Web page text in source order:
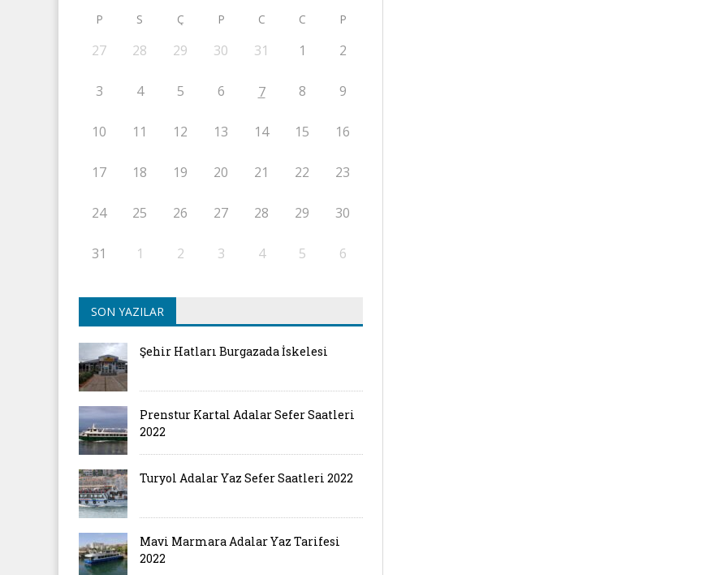
P S Ç P C C P
27 28 29 30 31 1 2
3 4 5 6 7 8 9
10 11 12 13 14 15 16
17 18 19 20 21 22 23
24 25 26 27 28 29 30
31 1 2 3 4 5 6
SON YAZILAR
Şehir Hatları Burgazada İskelesi
Prenstur Kartal Adalar Sefer Saatleri
2022
Turyol Adalar Yaz Sefer Saatleri 2022
Mavi Marmara Adalar Yaz Tarifesi
2022